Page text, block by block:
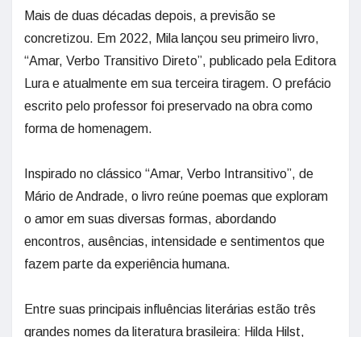
Mais de duas décadas depois, a previsão se
concretizou. Em 2022, Mila lançou seu primeiro livro,
“Amar, Verbo Transitivo Direto”, publicado pela Editora
Lura e atualmente em sua terceira tiragem. O prefácio
escrito pelo professor foi preservado na obra como
forma de homenagem.
Inspirado no clássico “Amar, Verbo Intransitivo”, de
Mário de Andrade, o livro reúne poemas que exploram
o amor em suas diversas formas, abordando
encontros, ausências, intensidade e sentimentos que
fazem parte da experiência humana.
Entre suas principais influências literárias estão três
grandes nomes da literatura brasileira: Hilda Hilst,